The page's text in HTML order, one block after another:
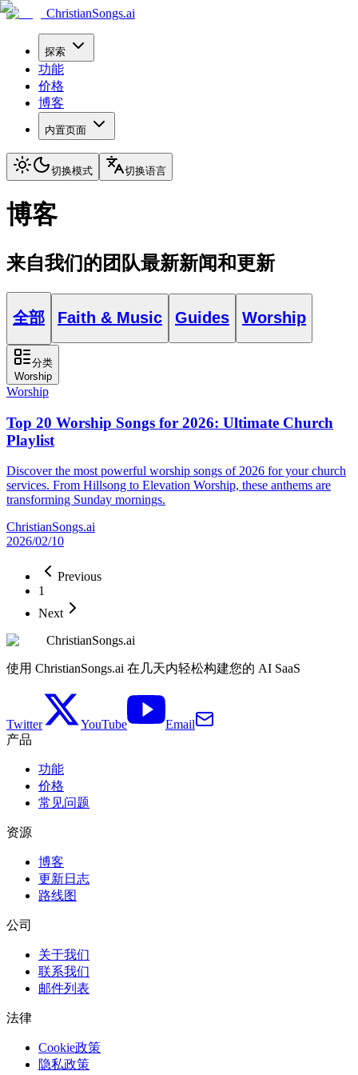
ChristianSongs.ai
探索
功能
价格
博客
内置页面
切换模式 切换语言
博客
来自我们的团队最新新闻和更新
全部 Faith & Music Guides Worship
分类
Worship
Worship
Top 20 Worship Songs for 2026: Ultimate Church
Playlist
Discover the most powerful worship songs of 2026 for your church
services. From Hillsong to Elevation Worship, these anthems are
transforming Sunday mornings.
ChristianSongs.ai
2026/02/10
Previous
1
Next
ChristianSongs.ai
使用 ChristianSongs.ai 在几天内轻松构建您的 AI SaaS
Twitter YouTube
Email
产品
功能
价格
常见问题
资源
博客
更新日志
路线图
公司
关于我们
联系我们
邮件列表
法律
Cookie政策
隐私政策